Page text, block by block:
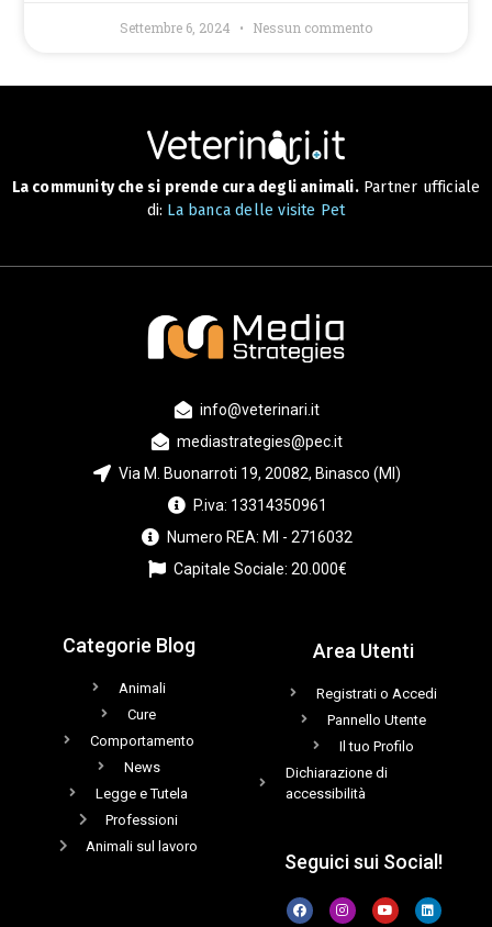
Settembre 6, 2024 Nessun commento
La community che si prende cura degli animali.Partner ufficiale
di: La banca delle visite Pet
info@veterinari.it
mediastrategies@pec.it
Via M. Buonarroti 19, 20082, Binasco (MI)
P.iva: 13314350961
Numero REA: MI - 2716032
Capitale Sociale: 20.000€
Categorie Blog
Animali
Cure
Comportamento
News
Legge e Tutela
Professioni
Animali sul lavoro
Area Utenti
Registrati o Accedi
Pannello Utente
Il tuo Profilo
Dichiarazione di
accessibilità
Seguici sui Social!